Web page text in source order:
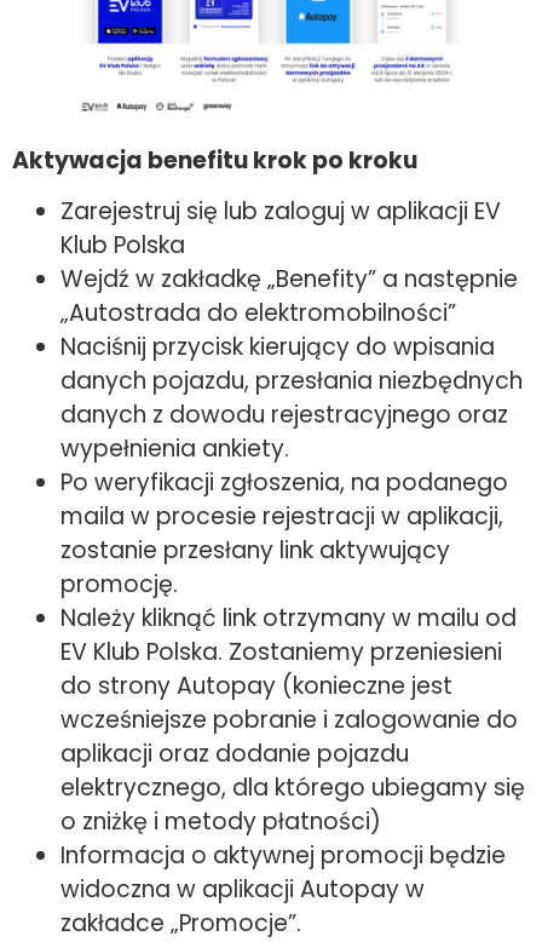
Aktywacja benefitu krok po kroku
Zarejestruj się lub zaloguj w aplikacji EV
Klub Polska
Wejdź w zakładkę „Benefity” a następnie
„Autostrada do elektromobilności”
Naciśnij przycisk kierujący do wpisania
danych pojazdu, przesłania niezbędnych
danych z dowodu rejestracyjnego oraz
wypełnienia ankiety.
Po weryfikacji zgłoszenia, na podanego
maila w procesie rejestracji w aplikacji,
zostanie przesłany link aktywujący
promocję.
Należy kliknąć link otrzymany w mailu od
EV Klub Polska. Zostaniemy przeniesieni
do strony Autopay (konieczne jest
wcześniejsze pobranie i zalogowanie do
aplikacji oraz dodanie pojazdu
elektrycznego, dla którego ubiegamy się
o zniżkę i metody płatności)
Informacja o aktywnej promocji będzie
widoczna w aplikacji Autopay w
zakładce „Promocje”.